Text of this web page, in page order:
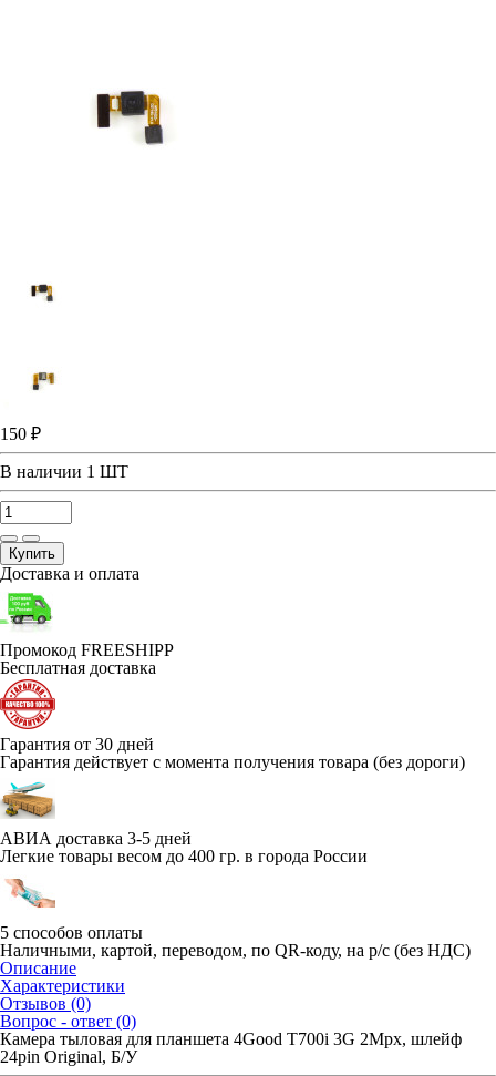
150 ₽
В наличии 1 ШТ
Купить
Доставка и оплата
Промокод FREESHIPP
Бесплатная доставка
Гарантия от 30 дней
Гарантия действует с момента получения товара (без дороги)
АВИА доставка 3-5 дней
Легкие товары весом до 400 гр. в города России
5 способов оплаты
Наличными, картой, переводом, по QR-коду, на р/с (без НДС)
Описание
Характеристики
Отзывов (0)
Вопрос - ответ (0)
Камера тыловая для планшета 4Good T700i 3G 2Mpx, шлейф
24pin Original, Б/У